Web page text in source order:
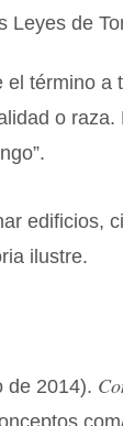
Leyes de
término
o
edificios,
ilustre.
de 2014).